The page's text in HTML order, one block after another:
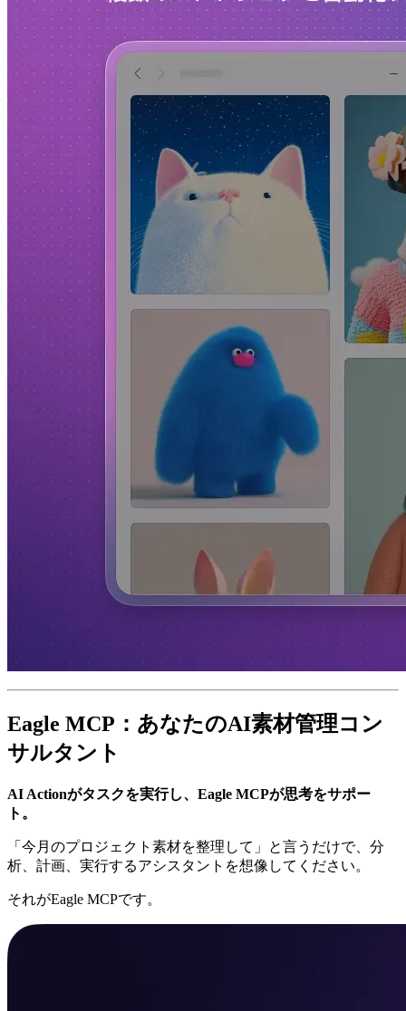
Eagle MCP：あなたのAI素材管理コン
サルタント
AI Actionがタスクを実行し、Eagle MCPが思考をサポー
ト。
「今月のプロジェクト素材を整理して」と言うだけで、分
析、計画、実行するアシスタントを想像してください。
それがEagle MCPです。